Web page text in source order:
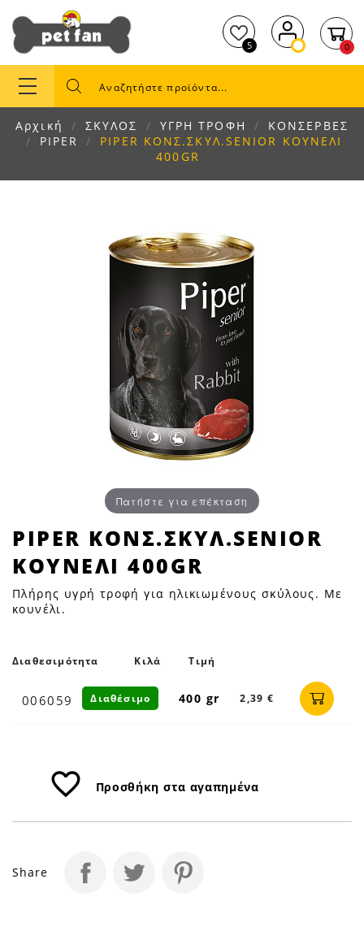
5 0
Αρχική ΣΚΥΛΟΣ ΥΓΡΗ ΤΡΟΦΗ
ΚΟΝΣΕΡΒΕΣ
PIPER
PIPER ΚΟΝΣ.ΣΚΥΛ.SENIOR ΚΟΥΝΕΛΙ
400GR
Πατήστε για επέκταση
PIPER
ΚΟΝΣ.ΣΚΥΛ.SENIOR
ΚΟΥΝΕΛΙ
400GR
|
PIPER ΚΟΝΣ.ΣΚΥΛ.SENIOR
ΚΟΥΝΕΛΙ 400GR
Πλήρης υγρή τροφή για ηλικιωμένους σκύλους. Με
κουνέλι.
Διαθεσιμότητα Κιλά Τιμή
006059 400 gr 2,39 €
Διαθέσιμο
favorite_border Προσθήκη στα αγαπημένα
Share